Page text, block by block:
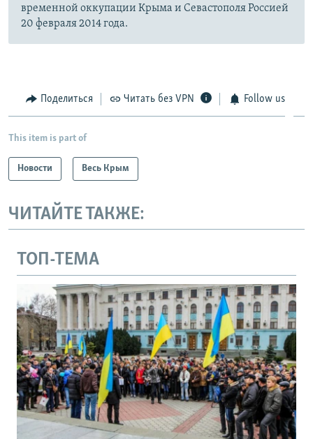
временной оккупации Крыма и Севастополя Россией
20 февраля 2014 года.
Поделиться Читать без VPN Follow us
This item is part of
Новости Весь Крым
ЧИТАЙТЕ ТАКЖЕ:
ТОП-ТЕМА